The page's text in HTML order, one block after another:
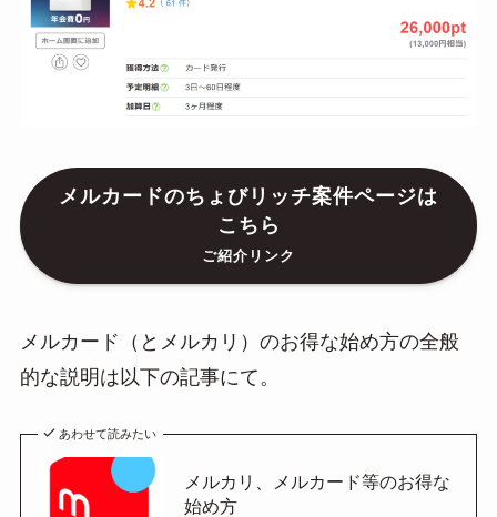
メルカードのちょびリッチ案件ページは
こちら
ご紹介リンク
メルカード（とメルカリ）のお得な始め方の全般
的な説明は以下の記事にて。
あわせて読みたい
メルカリ、メルカード等のお得な
始め方